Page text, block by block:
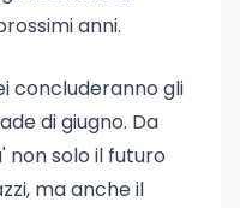
anni.
concluderanno gli
di giugno. Da
non solo il futuro
ma anche il